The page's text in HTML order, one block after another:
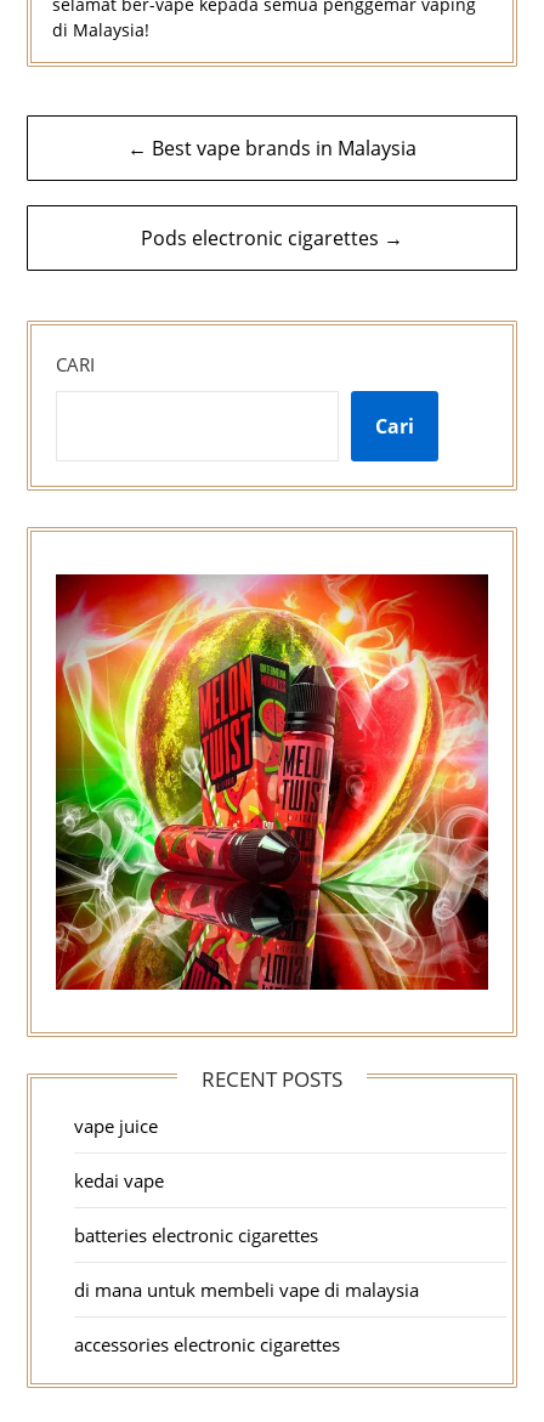
di Malaysia!
Navigasi
kiriman
← Best vape brands in Malaysia
Pods electronic cigarettes →
CARI
Cari
RECENT POSTS
vape juice
kedai vape
batteries electronic cigarettes
di mana untuk membeli vape di malaysia
accessories electronic cigarettes